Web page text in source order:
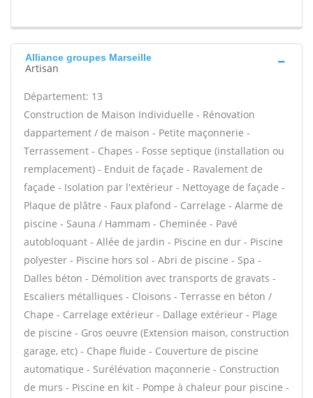
Alliance groupes Marseille
Artisan
Département: 13
Construction de Maison Individuelle - Rénovation
dappartement / de maison - Petite maçonnerie -
Terrassement - Chapes - Fosse septique (installation ou
remplacement) - Enduit de façade - Ravalement de
façade - Isolation par l'extérieur - Nettoyage de façade -
Plaque de plâtre - Faux plafond - Carrelage - Alarme de
piscine - Sauna / Hammam - Cheminée - Pavé
autobloquant - Allée de jardin - Piscine en dur - Piscine
polyester - Piscine hors sol - Abri de piscine - Spa -
Dalles béton - Démolition avec transports de gravats -
Escaliers métalliques - Cloisons - Terrasse en béton /
Chape - Carrelage extérieur - Dallage extérieur - Plage
de piscine - Gros oeuvre (Extension maison, construction
garage, etc) - Chape fluide - Couverture de piscine
automatique - Surélévation maçonnerie - Construction
de murs - Piscine en kit - Pompe à chaleur pour piscine -